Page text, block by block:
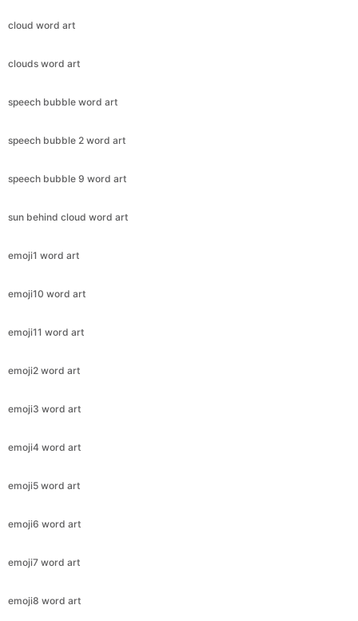
cloud word art
clouds word art
speech bubble word art
speech bubble 2 word art
speech bubble 9 word art
sun behind cloud word art
emoji1 word art
emoji10 word art
emoji11 word art
emoji2 word art
emoji3 word art
emoji4 word art
emoji5 word art
emoji6 word art
emoji7 word art
emoji8 word art